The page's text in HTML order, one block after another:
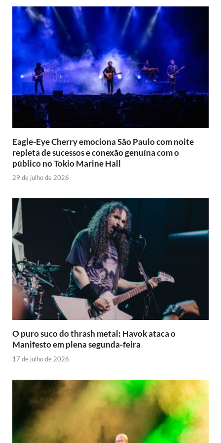
Eagle-Eye Cherry emociona São Paulo com noite
repleta de sucessos e conexão genuína com o
público no Tokio Marine Hall
29 de julho de 2026
O puro suco do thrash metal: Havok ataca o
Manifesto em plena segunda-feira
17 de julho de 2026